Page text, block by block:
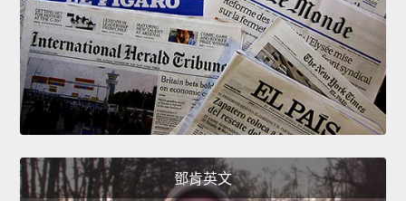
鄧肯英文